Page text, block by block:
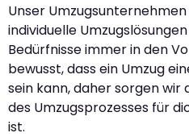
Unser
individuelle
Bedürfnisse immer in den
bewusst, dass ein Umzug
sein kann, daher sorgen wir
des Umzugsprozesses für
ist.